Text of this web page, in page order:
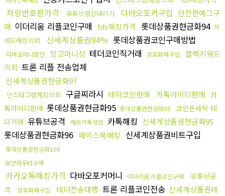
차량번호판가격 유튜브영상내리기 다바오포커구입 안전한에그구
매 이더리움 리플코인구매 fds해킹가격 롯데상품권현금화94 쓰
레드해킹의뢰
신세계상품권94% 롯데상품권코인구매방법
다바오머니환전 망고머니상 테더코인직거래 암호화폐구입
블랙키워드
의뢰 트론 리플 전송업체
신세계상품권현금화97
인스타그램해킹의뢰 구글찌라시 테더코인판매 카톡아이디판매 카
톡아이디판매 롯데상품권현금화95 롯데상품권현금화98
코인돈세탁 테
더거래 유튜브공격 해외카톡생성 카톡해킹 신세계상품권현금화95
롯데상품권현금화96 페이스북해킹 신세계상품권비트구입
롯데상품권현금화100
보안라우터구매
카카오톡해킹가격 다바오포커머니 이더리움 리플코인구매
유튜브공
격
암호화폐구입 테더전송대행 트론 리플코인전송 신세계상품권테